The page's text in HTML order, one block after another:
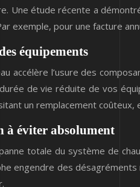
Une étude récente a
exemple, pour une facture
équipements
accélère l’usure des
de vie réduite de vos
un remplacement
à éviter absolument
totale du système de
engendre des